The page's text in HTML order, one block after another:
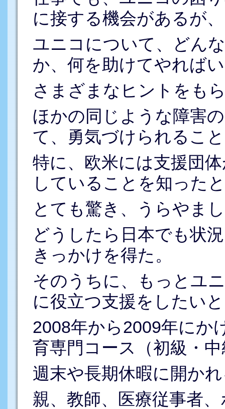
に接する機会があるが、
ユニコについて、どん
か、何を助けてやれば
さまざまなヒントをも
ほかの同じような障害
て、勇気づけられるこ
特に、欧米には支援団
していることを知った
とても驚き、うらやま
どうしたら日本でも状
きっかけを得た。
そのうちに、もっとユ
に役立つ支援をしたい
2008年から2009年にか
育専門コース（初級・
週末や長期休暇に開か
親、教師、医療従事者